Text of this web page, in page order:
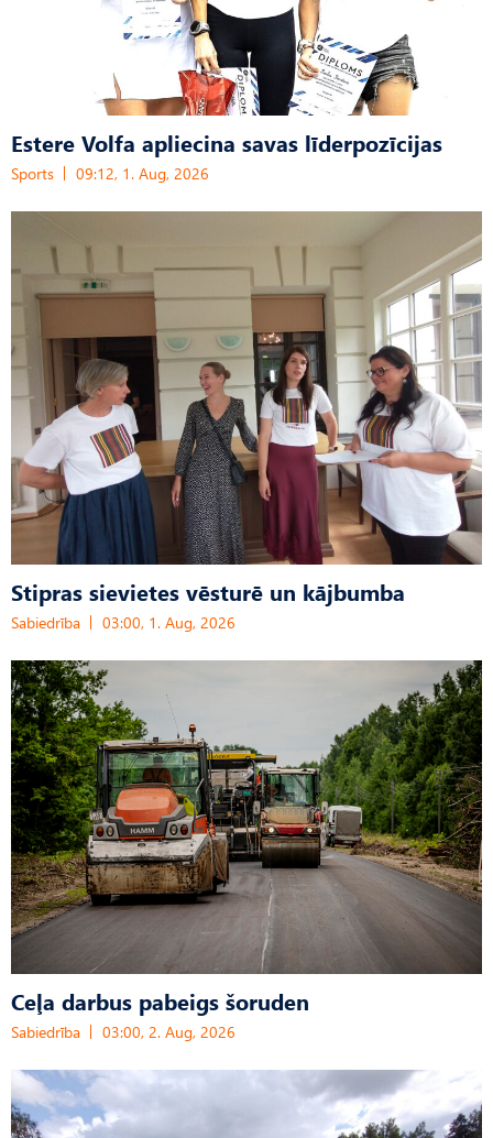
Estere Volfa apliecina savas līderpozīcijas
Sports 09:12, 1. Aug, 2026
Stipras sievietes vēsturē un kājbumba
Sabiedrība 03:00, 1. Aug, 2026
Ceļa darbus pabeigs šoruden
Sabiedrība 03:00, 2. Aug, 2026